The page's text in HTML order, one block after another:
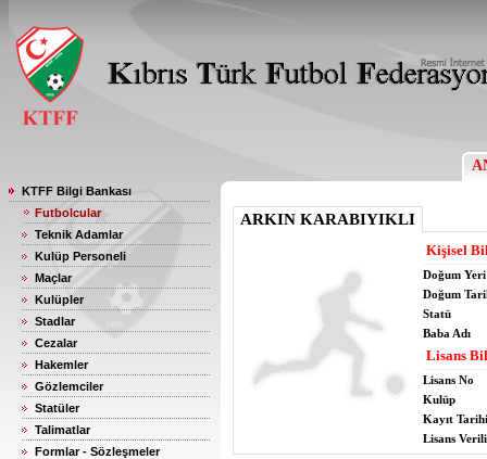
KTFF Bilgi Bankası
Futbolcular
Teknik Adamlar
Kulüp Personeli
Maçlar
Kulüpler
Stadlar
Cezalar
Hakemler
Gözlemciler
Statüler
Talimatlar
Formlar - Sözleşmeler
ARKIN KARABIYIKLI
Kişisel
Doğum Yeri
Doğum
Statü
Baba Adı
Lisans
Lisans No
Kulüp
Kayıt Tarihi
Lisans